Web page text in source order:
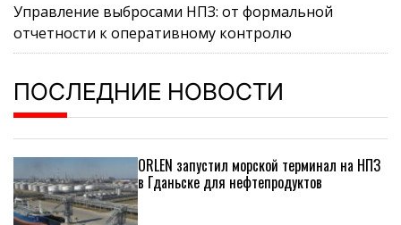
Управление выбросами НПЗ: от формальной
отчетности к оперативному контролю
ПОСЛЕДНИЕ НОВОСТИ
ORLEN запустил морской терминал на НПЗ
в Гданьске для нефтепродуктов